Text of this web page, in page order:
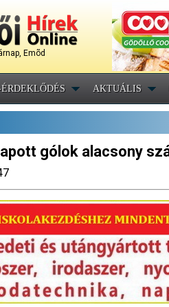
Emõd
AKTUÁLIS
gólok alacsony